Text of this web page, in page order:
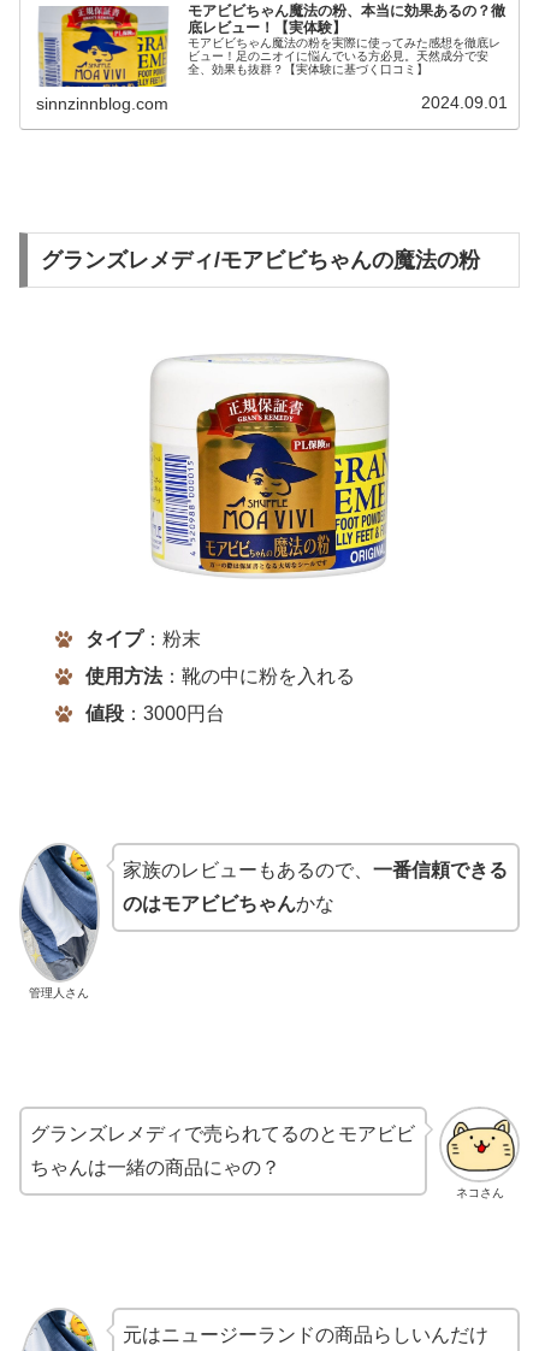
モアビビちゃん魔法の粉、本当に効果あるの？徹
底レビュー！【実体験】
モアビビちゃん魔法の粉を実際に使ってみた感想を徹底レ
ビュー！足のニオイに悩んでいる方必見。天然成分で安
全、効果も抜群？【実体験に基づく口コミ】
sinnzinnblog.com 2024.09.01
グランズレメディ/モアビビちゃんの魔法の粉
タイプ：粉末
使用方法：靴の中に粉を入れる
値段：3000円台
管理人さん
家族のレビューもあるので、 一番信頼できる
のはモアビビちゃんかな
ネコさん
グランズレメディで売られてるのとモアビビ
ちゃんは一緒の商品にゃの？
元はニュージーランドの商品らしいんだけ